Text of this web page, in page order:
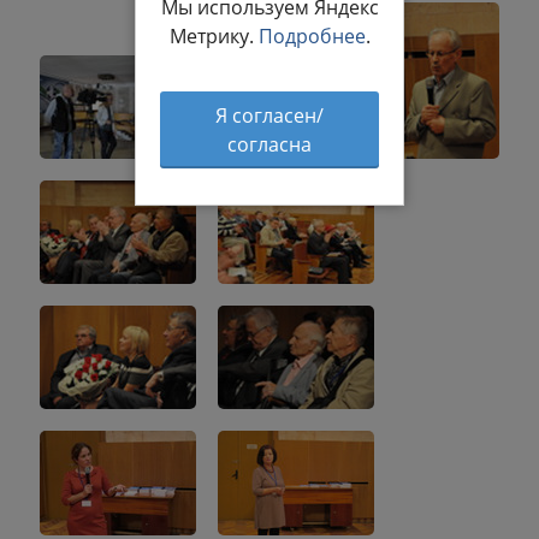
Мы используем Яндекс
Метрику. Подробнее.
Я согласен/
согласна